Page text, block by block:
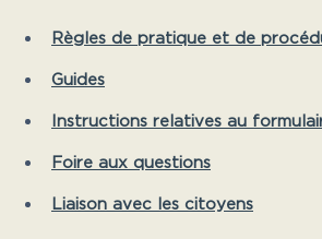
Règles de pratique et de
Guides
Instructions relatives au
Foire aux questions
Liaison avec les citoyens